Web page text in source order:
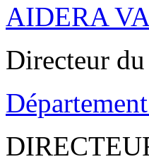
AIDERA
Directeur